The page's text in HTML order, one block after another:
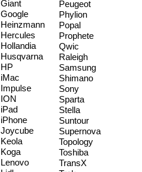
Giant
Google
Heinzmann
Hercules
Hollandia
Husqvarna
HP
iMac
Impulse
ION
iPad
iPhone
Joycube
Keola
Koga
Lenovo
Peugeot
Phylion
Popal
Prophete
Qwic
Raleigh
Samsung
Shimano
Sony
Sparta
Stella
Suntour
Supernova
Topology
Toshiba
TransX